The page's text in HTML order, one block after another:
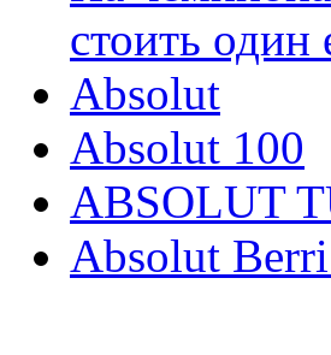
стоить один
Absolut
Absolut 100
ABSOLUT
Absolut